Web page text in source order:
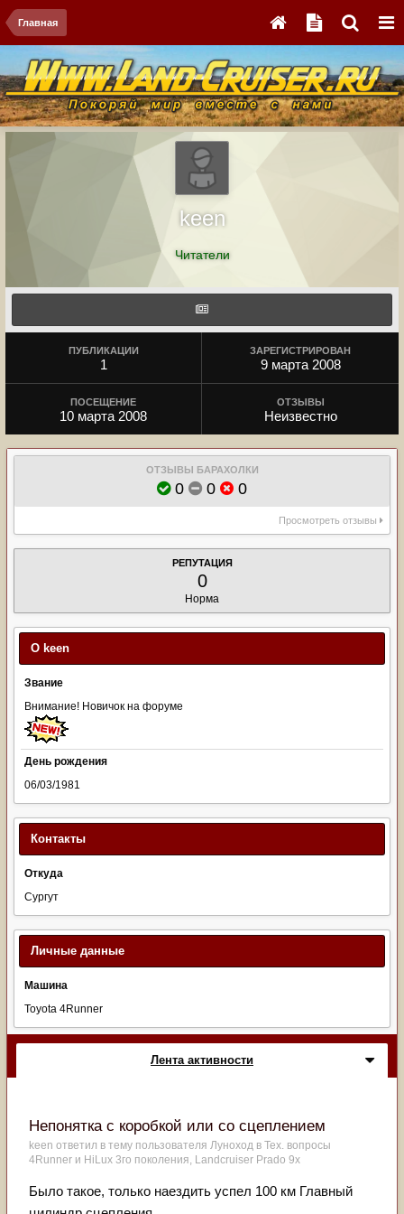
Главная
keen
Читатели
ПУБЛИКАЦИИ
1
ЗАРЕГИСТРИРОВАН
9 марта 2008
ПОСЕЩЕНИЕ
10 марта 2008
ОТЗЫВЫ
Неизвестно
ОТЗЫВЫ БАРАХОЛКИ
0 0 0
Просмотреть отзывы
РЕПУТАЦИЯ
0
Норма
О keen
Звание
Внимание! Новичок на форуме
День рождения
06/03/1981
Контакты
Откуда
Сургут
Личные данные
Машина
Toyota 4Runner
Лента активности
Непонятка с коробкой или со сцеплением
keen ответил в тему пользователя Луноход в Тех. вопросы
4Runner и HiLux 3го поколения, Landсruiser Prado 9x
Было такое, только наездить успел 100 км Главный